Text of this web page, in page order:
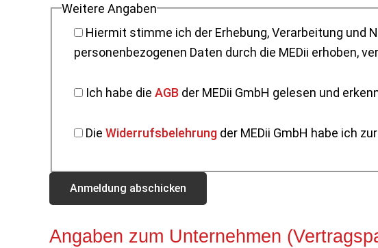
Weitere Angaben
Hiermit stimme ich der Erhebung, Verarbeitung und Nutzung der Unternehmens- daten zu.
personenbezogenen Daten durch die MEDii
Ich habe die AGB der MEDii GmbH gelesen und
Die Widerrufsbelehrungder MEDii GmbH habe ich
Angaben zum Unternehmen